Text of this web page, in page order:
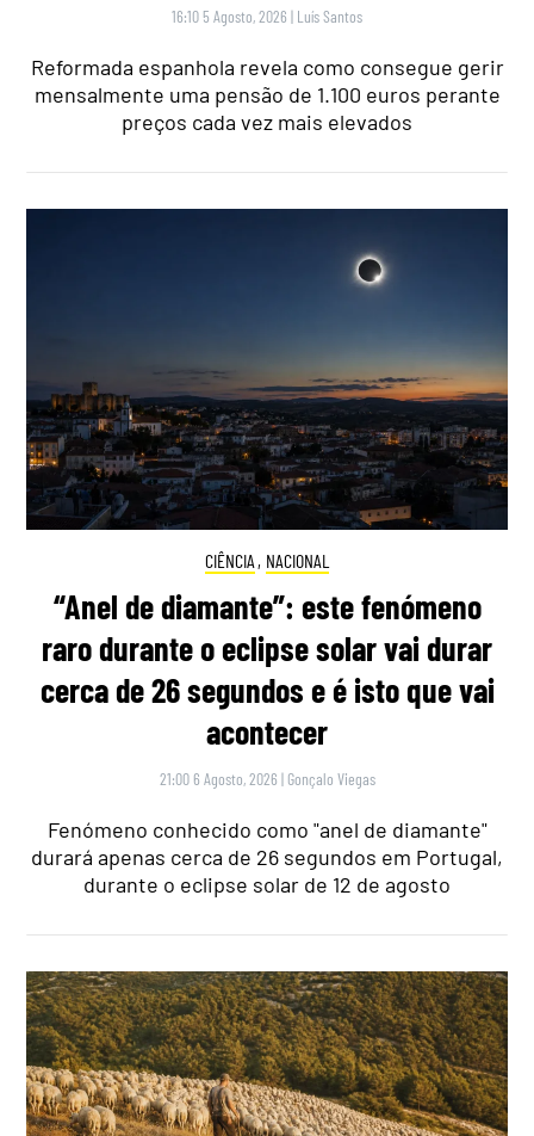
16:10 5 Agosto, 2026 | Luís Santos
Reformada espanhola revela como consegue gerir
mensalmente uma pensão de 1.100 euros perante
preços cada vez mais elevados
CIÊNCIA , NACIONAL
“Anel de diamante”: este fenómeno
raro durante o eclipse solar vai durar
cerca de 26 segundos e é isto que vai
acontecer
21:00 6 Agosto, 2026 | Gonçalo Viegas
Fenómeno conhecido como "anel de diamante"
durará apenas cerca de 26 segundos em Portugal,
durante o eclipse solar de 12 de agosto